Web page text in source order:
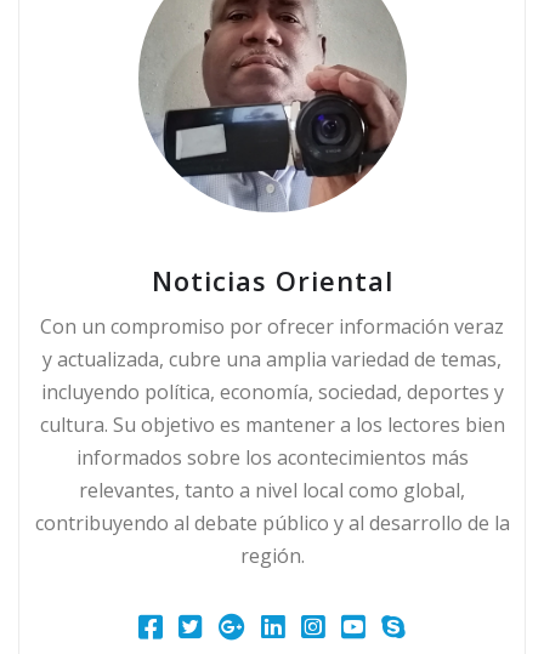
Noticias Oriental
Con un compromiso por ofrecer información veraz
y actualizada, cubre una amplia variedad de temas,
incluyendo política, economía, sociedad, deportes y
cultura. Su objetivo es mantener a los lectores bien
informados sobre los acontecimientos más
relevantes, tanto a nivel local como global,
contribuyendo al debate público y al desarrollo de la
región.